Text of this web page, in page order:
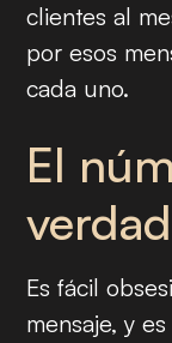
clientes al
por esos
cada uno.
El
Es fácil
mensaje, y